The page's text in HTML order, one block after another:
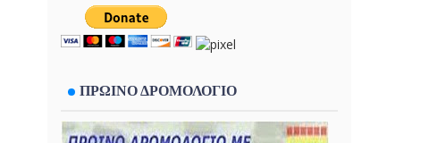
ΠΡΩΙΝΟ ΔΡΟΜΟΛΟΓΙΟ